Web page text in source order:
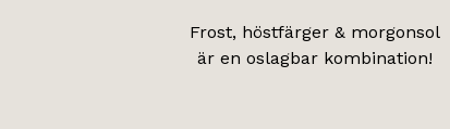
Frost, höstfärger & morgonsol
är en oslagbar kombination!